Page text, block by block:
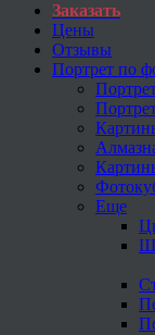
Заказать
Цены
Отзывы
Портрет по
Еще